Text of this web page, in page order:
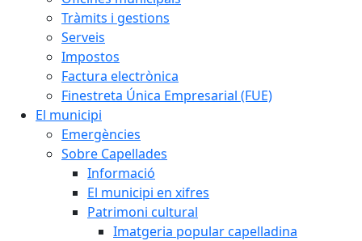
Tràmits i gestions
Serveis
Impostos
Factura electrònica
Finestreta Única Empresarial (FUE)
El municipi
Emergències
Sobre Capellades
Informació
El municipi en xifres
Patrimoni cultural
Imatgeria popular capelladina